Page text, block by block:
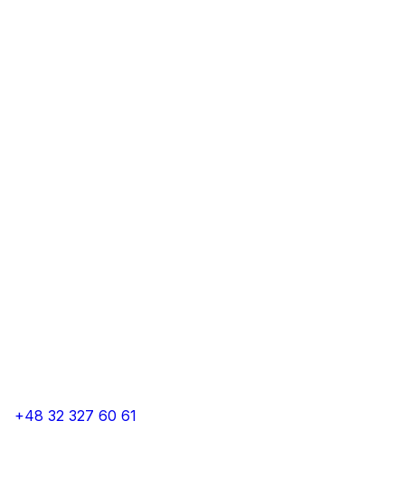
+48 32 327 60 61